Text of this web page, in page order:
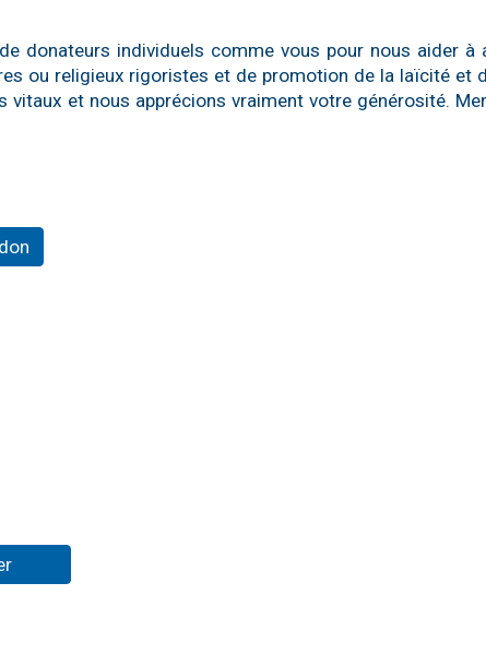
donateurs individuels comme vous pour nous aider à
ou religieux rigoristes et de promotion de la laïcité et
et nous apprécions vraiment votre générosité.